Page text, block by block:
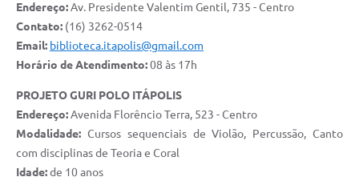
Endereço:Av. Presidente Valentim Gentil, 735 - Centro
Contato: (16) 3262-0514
Email: biblioteca.itapolis@gmail.com
Horário de Atendimento:08 às 17h
PROJETO GURI POLO ITÁPOLIS
Endereço:Avenida Florêncio Terra, 523 - Centro
Modalidade: Cursos sequenciais de Violão, Percussão, Canto
com disciplinas de Teoria e Coral
Idade:de 10 anos